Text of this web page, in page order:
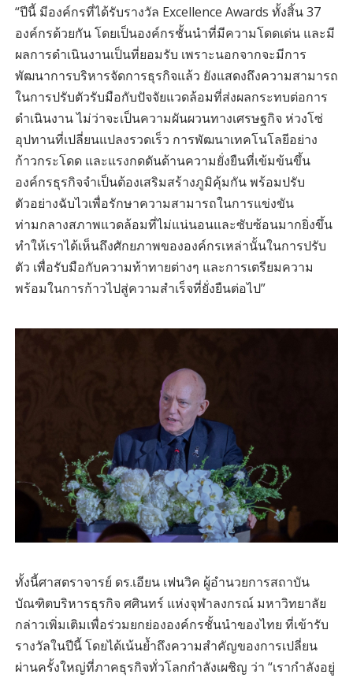
“ปีนี้ มีองค์กรที่ได้รับรางวัล Excellence Awards ทั้งสิ้น 37
องค์กรด้วยกัน โดยเป็นองค์กรชั้นนำที่มีความโดดเด่น และมี
ผลการดำเนินงานเป็นที่ยอมรับ เพราะนอกจากจะมีการ
พัฒนาการบริหารจัดการธุรกิจแล้ว ยังแสดงถึงความสามารถ
ในการปรับตัวรับมือกับปัจจัยแวดล้อมที่ส่งผลกระทบต่อการ
ดำเนินงาน ไม่ว่าจะเป็นความผันผวนทางเศรษฐกิจ ห่วงโซ่
อุปทานที่เปลี่ยนแปลงรวดเร็ว การพัฒนาเทคโนโลยีอย่าง
ก้าวกระโดด และแรงกดดันด้านความยั่งยืนที่เข้มข้นขึ้น
องค์กรธุรกิจจำเป็นต้องเสริมสร้างภูมิคุ้มกัน พร้อมปรับ
ตัวอย่างฉับไวเพื่อรักษาความสามารถในการแข่งขัน
ท่ามกลางสภาพแวดล้อมที่ไม่แน่นอนและซับซ้อนมากยิ่งขึ้น
ทำให้เราได้เห็นถึงศักยภาพขององค์กรเหล่านั้นในการปรับ
ตัว เพื่อรับมือกับความท้าทายต่างๆ และการเตรียมความ
พร้อมในการก้าวไปสู่ความสำเร็จที่ยั่งยืนต่อไป”
ทั้งนี้ศาสตราจารย์ ดร.เอียน เฟนวิค ผู้อำนวยการสถาบัน
บัณฑิตบริหารธุรกิจ ศศินทร์ แห่งจุฬาลงกรณ์ มหาวิทยาลัย
กล่าวเพิ่มเติมเพื่อร่วมยกย่ององค์กรชั้นนำของไทย ที่เข้ารับ
รางวัลในปีนี้ โดยได้เน้นย้ำถึงความสำคัญของการเปลี่ยน
ผ่านครั้งใหญ่ที่ภาคธุรกิจทั่วโลกกำลังเผชิญ ว่า “เรากำลังอยู่